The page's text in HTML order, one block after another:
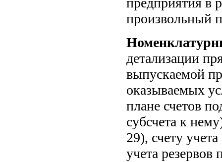
произвольный
детализации
выпускаемой
оказываемых
плане счетов
субсчета к
29), счету
учета